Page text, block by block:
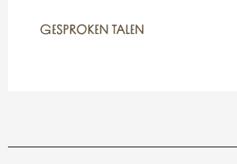
GESPROKEN TALEN
GESPROKEN TALEN